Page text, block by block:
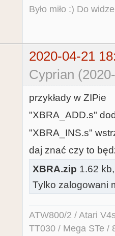
Było miło :) Do
2020-04-21
Cyprian
przykłady w ZIPie
"XBRA_ADD.s"
"XBRA_INS.s"
daj znać czy to
XBRA.zip 1.62
Tylko zalogowani
ATW800/2 / Atari
TT030 / Mega STe /